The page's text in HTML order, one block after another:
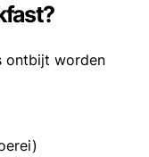
ontbijt worden